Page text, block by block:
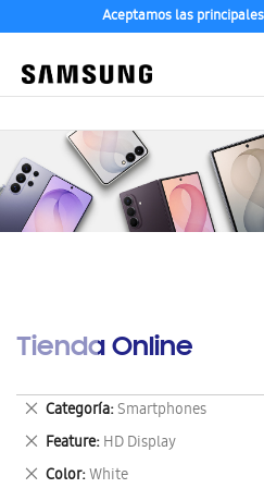
Aceptamos las
Tienda Online
Categoría Smartphones
Eliminar
este
artículo
Feature HD Display
Eliminar
este
Color White
Eliminar